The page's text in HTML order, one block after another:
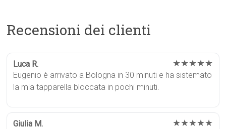
Recensioni dei clienti
Luca R. ★★★★★
Eugenio è arrivato a Bologna in 30 minuti e ha sistemato
la mia tapparella bloccata in pochi minuti.
Giulia M. ★★★★★